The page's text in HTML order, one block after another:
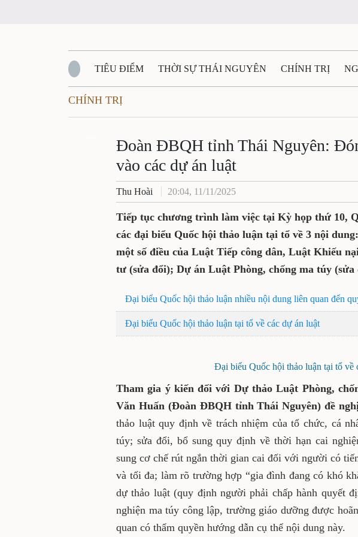
TIÊU ĐIỂM THỜI SỰ THÁI NGUYÊN CHÍNH TRỊ
QUỐC PHÒNG - AN NINH
QUÊ HƯƠNG - ĐẤT NƯỚC QUỐC TẾ TÀI NGUYÊN - MÔI
VĂN BẢN, CHÍNH SÁCH MỚI VĂN NGHỆ THÁI NGUYÊN
CHÍNH TRỊ
Đoàn ĐBQH tỉnh Thái Nguyên:
vào các dự án luật
Thu Hoài 20:04, 11/11/2025
Tiếp tục chương trình làm việc tại Kỳ họp thứ 10,
các đại biểu Quốc hội thảo luận tại tổ về 3 nội
một số điều của Luật Tiếp công dân, Luật Khiếu
tư (sửa đổi); Dự án Luật Phòng, chống ma túy (sửa
Đại biểu Quốc hội thảo luận nhiều nội dung liên quan đến
Đại biểu Quốc hội thảo luận tại tổ về các dự án luật
Đại biểu Quốc hội thảo luận tại tổ về
Tham gia ý kiến đối với Dự thảo Luật Phòng,
Văn Huấn (Đoàn ĐBQH tỉnh Thái Nguyên) đề
thảo luật quy định về trách nhiệm của tổ chức, cá
túy; sửa đổi, bổ sung quy định về thời hạn cai
sung cơ chế rút ngắn thời gian cai đối với người có
và tối đa; làm rõ trường hợp “gia đình đang có khó
dự thảo luật (quy định người phải chấp hành quyết
nghiện ma túy công lập, trường giáo dưỡng được
quan có thẩm quyền hướng dẫn cụ thể nội dung này.